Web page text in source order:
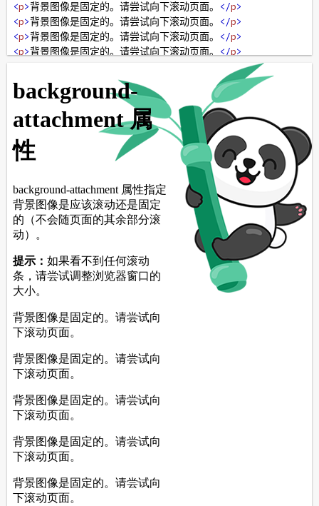
<p>背景图像是固定的。请尝试向下滚动页面。 </p>
<p>背景图像是固定的。请尝试向下滚动页面。 </p>
<p>背景图像是固定的。请尝试向下滚动页面。 </p>
<p>背景图像是固定的。请尝试向下滚动页面。 </p>
>
<
背景图像是固定的。请尝试向下滚动页面。</p>
<p>背景图像是固定的。请尝试向下滚动页面。</ p>
> 背景图像是固定的。请尝试向下滚动页面。</p